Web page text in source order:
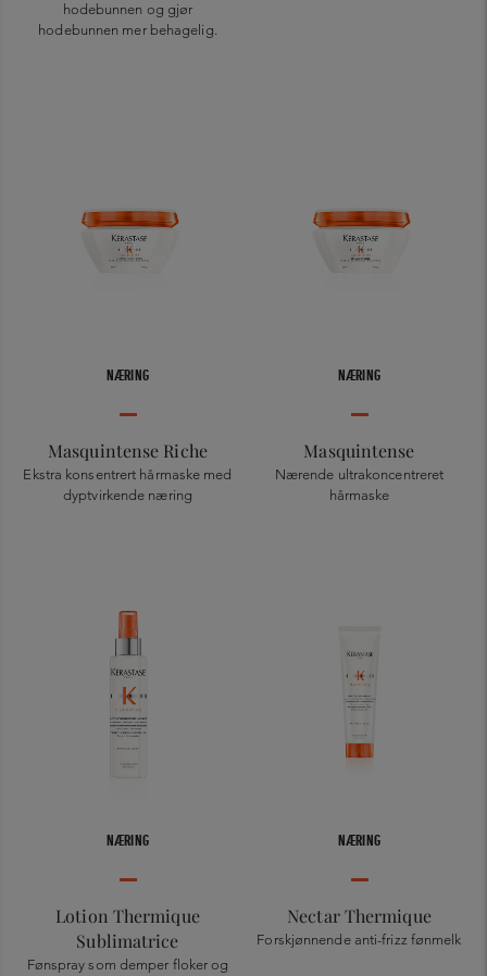
hodebunnen og gjør
hodebunnen mer behagelig.
NÆRING
Masquintense Riche
Ekstra konsentrert hårmaske med
dyptvirkende næring
NÆRING
Masquintense
Nærende ultrakoncentreret
hårmaske
NÆRING
Lotion Thermique
Sublimatrice
Fønspray som demper floker og
NÆRING
Nectar Thermique
Forskjønnende anti-frizz fønmelk